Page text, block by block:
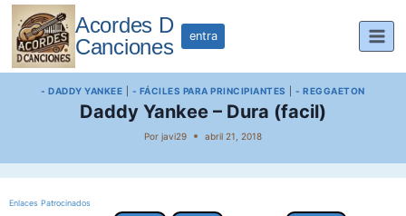
Saltar
contenido
Acordes D
Canciones
entra
- DADDY YANKEE - FÁCILES PARA PRINCIPIANTES |- REGGAETON
Daddy Yankee – Dura (facil)
Por javi29 abril 21, 2018
Enlaces Patrocinados